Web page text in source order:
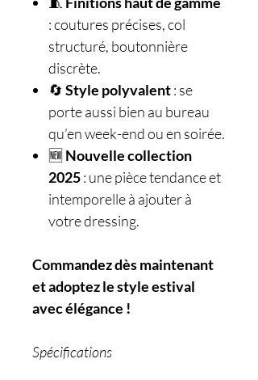
: coutures précises, col
structuré, boutonnière
discrète.
🔄 Style polyvalent: se
porte aussi bien au bureau
qu’en week-end ou en soirée.
🆕 Nouvelle collection
2025: une pièce tendance et
intemporelle à ajouter à
votre dressing.
Commandez dès maintenant
et adoptez le style estival
avec élégance !
Spécifications